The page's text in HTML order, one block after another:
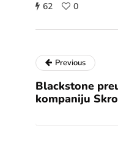
62 0
Previous
Blackstone
kompaniju